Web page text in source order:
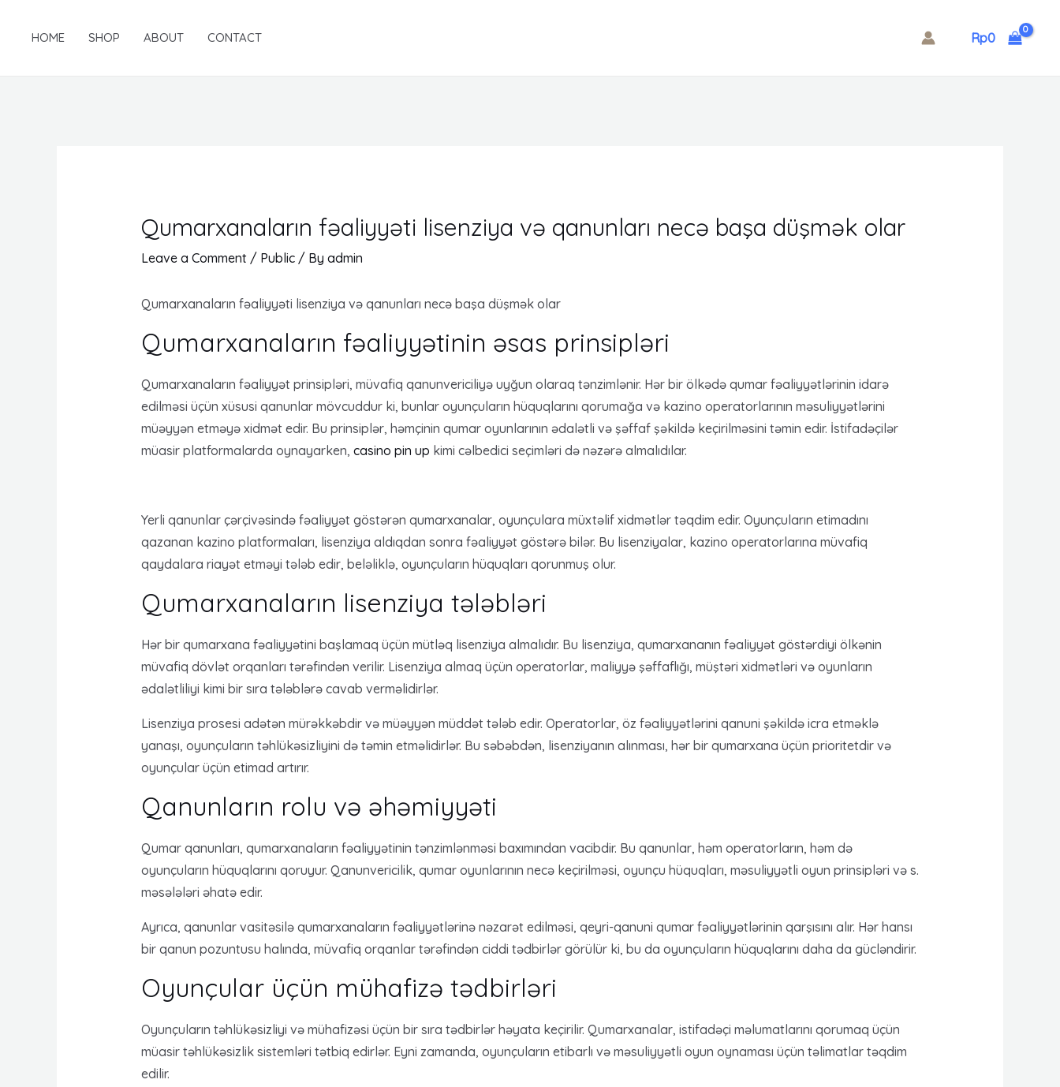
HOME SHOP ABOUT CONTACT Rp0
Qumarxanaların fəaliyyəti lisenziya və qanunları necə başa düşmək olar
Leave a Comment / Public/ By admin
Qumarxanaların fəaliyyəti lisenziya və qanunları necə başa düşmək olar
Qumarxanaların fəaliyyətinin əsas prinsipləri
Qumarxanaların fəaliyyət prinsipləri, müvafiq qanunvericiliyə uyğun olaraq tənzimlənir. Hər bir ölkədə qumar fəaliyyətlərinin idarə
edilməsi üçün xüsusi qanunlar mövcuddur ki, bunlar oyunçuların hüquqlarını qorumağa və kazino operatorlarının məsuliyyətlərini
müəyyən etməyə xidmət edir. Bu prinsiplər, həmçinin qumar oyunlarının ədalətli və şəffaf şəkildə keçirilməsini təmin edir. İstifadəçilər
müasir platformalarda oynayarken, casino pin up kimi cəlbedici seçimləri də nəzərə almalıdılar.
Yerli qanunlar çərçivəsində fəaliyyət göstərən qumarxanalar, oyunçulara müxtəlif xidmətlər təqdim edir. Oyunçuların etimadını
qazanan kazino platformaları, lisenziya aldıqdan sonra fəaliyyət göstərə bilər. Bu lisenziyalar, kazino operatorlarına müvafiq
qaydalara riayət etməyi tələb edir, beləliklə, oyunçuların hüquqları qorunmuş olur.
Qumarxanaların lisenziya tələbləri
Hər bir qumarxana fəaliyyətini başlamaq üçün mütləq lisenziya almalıdır. Bu lisenziya, qumarxananın fəaliyyət göstərdiyi ölkənin
müvafiq dövlət orqanları tərəfindən verilir. Lisenziya almaq üçün operatorlar, maliyyə şəffaflığı, müştəri xidmətləri və oyunların
ədalətliliyi kimi bir sıra tələblərə cavab verməlidirlər.
Lisenziya prosesi adətən mürəkkəbdir və müəyyən müddət tələb edir. Operatorlar, öz fəaliyyətlərini qanuni şəkildə icra etməklə
yanaşı, oyunçuların təhlükəsizliyini də təmin etməlidirlər. Bu səbəbdən, lisenziyanın alınması, hər bir qumarxana üçün prioritetdir və
oyunçular üçün etimad artırır.
Qanunların rolu və əhəmiyyəti
Qumar qanunları, qumarxanaların fəaliyyətinin tənzimlənməsi baxımından vacibdir. Bu qanunlar, həm operatorların, həm də
oyunçuların hüquqlarını qoruyur. Qanunvericilik, qumar oyunlarının necə keçirilməsi, oyunçu hüquqları, məsuliyyətli oyun prinsipləri və s.
məsələləri əhatə edir.
Ayrıca, qanunlar vasitəsilə qumarxanaların fəaliyyətlərinə nəzarət edilməsi, qeyri-qanuni qumar fəaliyyətlərinin qarşısını alır. Hər hansı
bir qanun pozuntusu halında, müvafiq orqanlar tərəfindən ciddi tədbirlər görülür ki, bu da oyunçuların hüquqlarını daha da gücləndirir.
Oyunçular üçün mühafizə tədbirləri
Oyunçuların təhlükəsizliyi və mühafizəsi üçün bir sıra tədbirlər həyata keçirilir. Qumarxanalar, istifadəçi məlumatlarını qorumaq üçün
müasir təhlükəsizlik sistemləri tətbiq edirlər. Eyni zamanda, oyunçuların etibarlı və məsuliyyətli oyun oynaması üçün təlimatlar təqdim
edilir.